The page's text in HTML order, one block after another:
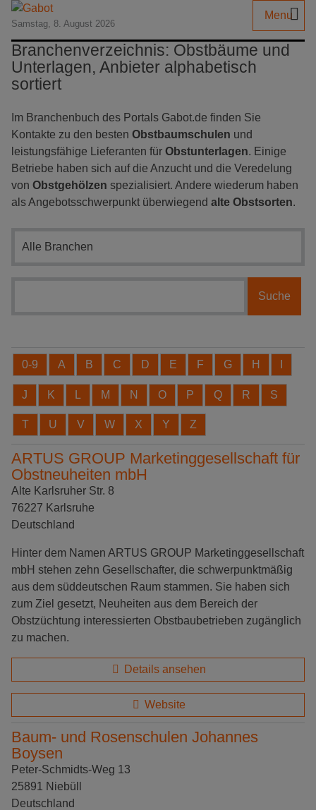
Samstag, 8. August 2026
Menu
Branchenverzeichnis: Obstbäume und
Unterlagen, Anbieter alphabetisch
sortiert
Im Branchenbuch des Portals Gabot.de finden Sie
Kontakte zu den besten Obstbaumschulen und
leistungsfähige Lieferanten für Obstunterlagen. Einige
Betriebe haben sich auf die Anzucht und die Veredelung
von Obstgehölzen spezialisiert. Andere wiederum haben
als Angebotsschwerpunkt überwiegend alte Obstsorten.
0-9 A B C D E F G H
J K L M N O P Q R S
T U V W X Y Z
ARTUS GROUP Marketinggesellschaft für
Obstneuheiten mbH
Alte Karlsruher Str. 8
76227 Karlsruhe
Deutschland
Hinter dem Namen ARTUS GROUP Marketinggesellschaft
mbH stehen zehn Gesellschafter, die schwerpunktmäßig
aus dem süddeutschen Raum stammen. Sie haben sich
zum Ziel gesetzt, Neuheiten aus dem Bereich der
Obstzüchtung interessierten Obstbaubetrieben zugänglich
zu machen.
Details ansehen
Website
Baum- und Rosenschulen Johannes
Boysen
Peter-Schmidts-Weg 13
25891 Niebüll
Deutschland